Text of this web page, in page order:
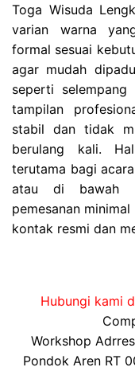
Toga Wisuda
varian warna
formal sesuai
agar mudah
seperti
tampilan
stabil dan tidak
berulang kali.
terutama bagi
atau di bawah
pemesanan
kontak resmi dan
Hubungi kami
Workshop
Pondok Aren RT